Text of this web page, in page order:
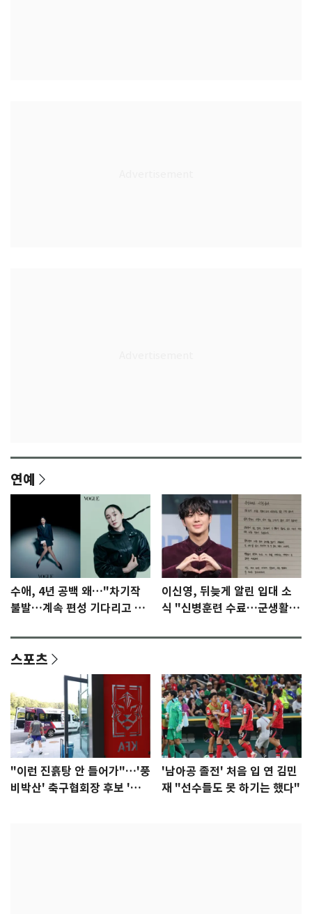
연예
수애, 4년 공백 왜…"차기작
불발…계속 편성 기다리고 있
이신영, 뒤늦게 알린 입대 소
식 "신병훈련 수료…군생활
스포츠
"이런 진흙탕 안 들어가"…'풍
비박산' 축구협회장 후보 '실
'남아공 졸전' 처음 입 연 김민
재 "선수들도 못 하기는 했다"